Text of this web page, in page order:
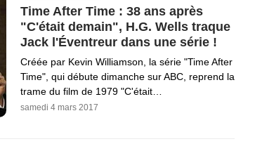
Time After Time : 38 ans après
"C'était demain", H.G. Wells traque
Jack l'Éventreur dans une série !
Créée par Kevin Williamson, la série "Time After
Time", qui débute dimanche sur ABC, reprend la
trame du film de 1979 "C'était…
samedi 4 mars 2017